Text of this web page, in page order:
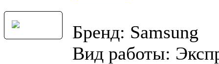
Бренд: Samsung
Вид работы: